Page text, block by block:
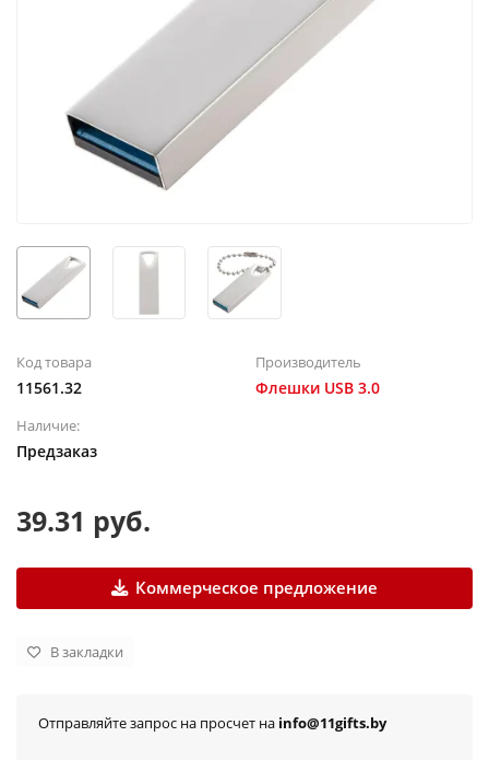
Код товара
11561.32
Производитель
Флешки USB 3.0
Наличие:
Предзаказ
39.31 руб.
Коммерческое предложение
В закладки
Отправляйте запрос на просчет на info@11gifts.by